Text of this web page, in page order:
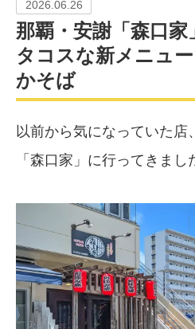
2026.06.26
那覇・安謝「森口
タコスな新メニュ
かそば
以前から気になっていた店
「森口家」に行ってきまし